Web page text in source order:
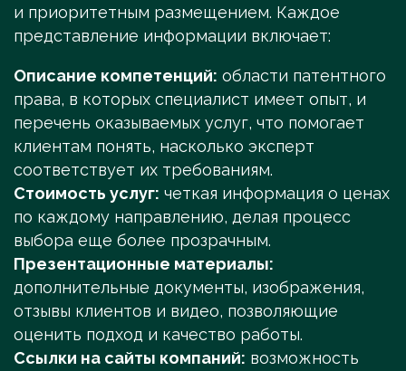
и приоритетным размещением. Каждое
представление информации включает:
Описание компетенций: области патентного
права, в которых специалист имеет опыт, и
перечень оказываемых услуг, что помогает
клиентам понять, насколько эксперт
соответствует их требованиям.
Стоимость услуг: четкая информация о ценах
по каждому направлению, делая процесс
выбора еще более прозрачным.
Презентационные материалы:
дополнительные документы, изображения,
отзывы клиентов и видео, позволяющие
оценить подход и качество работы.
Ссылки на сайты компаний: возможность